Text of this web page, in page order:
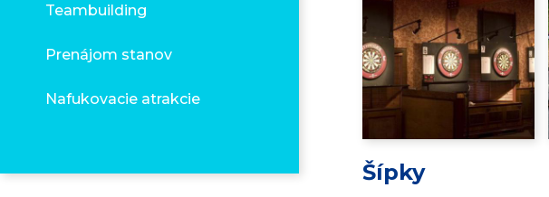
Teambuilding
Prenájom stanov
Nafukovacie atrakcie
Šípky